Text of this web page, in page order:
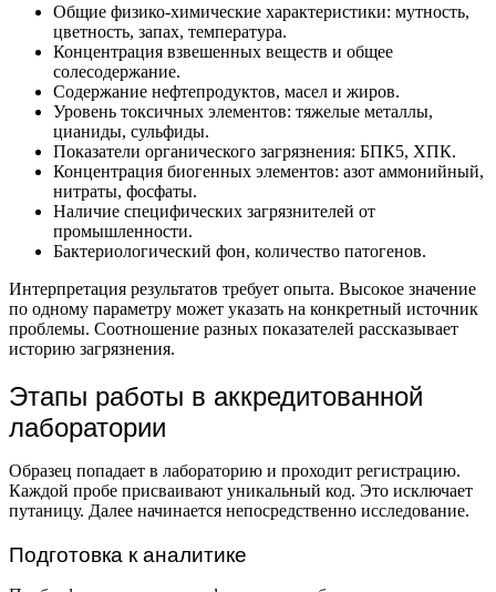
Общие физико-химические характеристики: мутность,
цветность, запах, температура.
Концентрация взвешенных веществ и общее
солесодержание.
Содержание нефтепродуктов, масел и жиров.
Уровень токсичных элементов: тяжелые металлы,
цианиды, сульфиды.
Показатели органического загрязнения: БПК5, ХПК.
Концентрация биогенных элементов: азот аммонийный,
нитраты, фосфаты.
Наличие специфических загрязнителей от
промышленности.
Бактериологический фон, количество патогенов.
Интерпретация результатов требует опыта. Высокое значение
по одному параметру может указать на конкретный источник
проблемы. Соотношение разных показателей рассказывает
историю загрязнения.
Этапы работы в аккредитованной
лаборатории
Образец попадает в лабораторию и проходит регистрацию.
Каждой пробе присваивают уникальный код. Это исключает
путаницу. Далее начинается непосредственно исследование.
Подготовка к аналитике